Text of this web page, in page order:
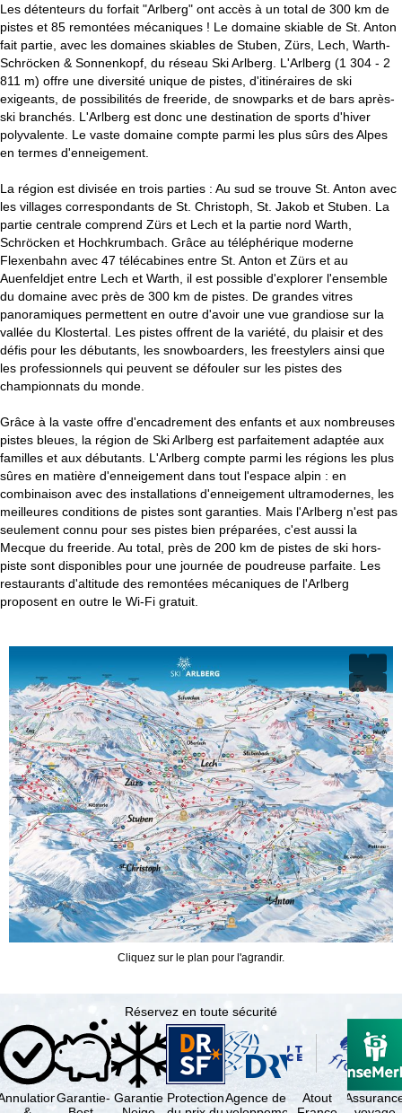
i
l
Les détenteurs du forfait "Arlberg" ont accès à un total de 300 km de
pistes et 85 remontées mécaniques ! Le domaine skiable de St. Anton
fait partie, avec les domaines skiables de Stuben, Zürs, Lech, Warth-
Schröcken & Sonnenkopf, du réseau Ski Arlberg. L'Arlberg (1 304 - 2
811 m) offre une diversité unique de pistes, d'itinéraires de ski
exigeants, de possibilités de freeride, de snowparks et de bars après-
ski branchés. L'Arlberg est donc une destination de sports d'hiver
polyvalente. Le vaste domaine compte parmi les plus sûrs des Alpes
en termes d'enneigement.
La région est divisée en trois parties : Au sud se trouve St. Anton avec
les villages correspondants de St. Christoph, St. Jakob et Stuben. La
partie centrale comprend Zürs et Lech et la partie nord Warth,
Schröcken et Hochkrumbach. Grâce au téléphérique moderne
Flexenbahn avec 47 télécabines entre St. Anton et Zürs et au
Auenfeldjet entre Lech et Warth, il est possible d'explorer l'ensemble
du domaine avec près de 300 km de pistes. De grandes vitres
panoramiques permettent en outre d'avoir une vue grandiose sur la
vallée du Klostertal. Les pistes offrent de la variété, du plaisir et des
défis pour les débutants, les snowboarders, les freestylers ainsi que
les professionnels qui peuvent se défouler sur les pistes des
championnats du monde.
Grâce à la vaste offre d'encadrement des enfants et aux nombreuses
pistes bleues, la région de Ski Arlberg est parfaitement adaptée aux
familles et aux débutants. L'Arlberg compte parmi les régions les plus
sûres en matière d'enneigement dans tout l'espace alpin : en
combinaison avec des installations d'enneigement ultramodernes, les
meilleures conditions de pistes sont garanties. Mais l'Arlberg n'est pas
seulement connu pour ses pistes bien préparées, c'est aussi la
Mecque du freeride. Au total, près de 200 km de pistes de ski hors-
piste sont disponibles pour une journée de poudreuse parfaite. Les
restaurants d'altitude des remontées mécaniques de l'Arlberg
proposent en outre le Wi-Fi gratuit.
Cliquez sur le plan pour l'agrandir.
Réservez en toute sécurité
Garantie- Garantie ProtectionAgence de
Atout